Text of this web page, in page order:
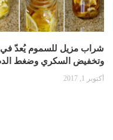
شراب مزيل للسموم يُعدّ
وتخفيض السكري وضغط
أكتوبر 1, 2017